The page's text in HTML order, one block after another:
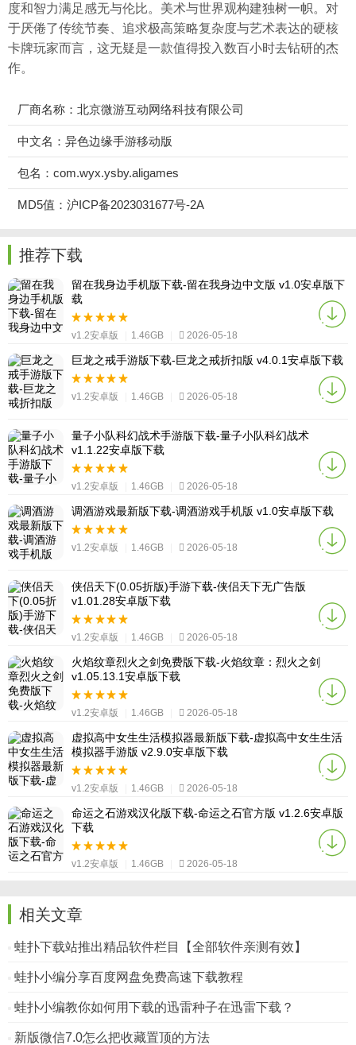
度和智力满足感无与伦比。美术与世界观构建独树一帜。对
于厌倦了传统节奏、追求极高策略复杂度与艺术表达的硬核
卡牌玩家而言，这无疑是一款值得投入数百小时去钻研的杰
作。
厂商名称：北京微游互动网络科技有限公司
中文名：异色边缘手游移动版
包名：com.wyx.ysby.aligames
MD5值：沪ICP备2023031677号-2A
推荐下载
留在我身边手机版下载-留在我身边中文版 v1.0安卓版下
载
v1.2安卓版 1.46GB 2026-05-18
巨龙之戒手游版下载-巨龙之戒折扣版 v4.0.1安卓版下载
v1.2安卓版 1.46GB 2026-05-18
量子小队科幻战术手游版下载-量子小队科幻战术
v1.1.22安卓版下载
v1.2安卓版 1.46GB 2026-05-18
调酒游戏最新版下载-调酒游戏手机版 v1.0安卓版下载
v1.2安卓版 1.46GB 2026-05-18
侠侣天下(0.05折版)手游下载-侠侣天下无广告版
v1.01.28安卓版下载
v1.2安卓版 1.46GB 2026-05-18
火焰纹章烈火之剑免费版下载-火焰纹章：烈火之剑
v1.05.13.1安卓版下载
v1.2安卓版 1.46GB 2026-05-18
虚拟高中女生生活模拟器最新版下载-虚拟高中女生生活
模拟器手游版 v2.9.0安卓版下载
v1.2安卓版 1.46GB 2026-05-18
命运之石游戏汉化版下载-命运之石官方版 v1.2.6安卓版
下载
v1.2安卓版 1.46GB 2026-05-18
相关文章
蛙扑下载站推出精品软件栏目【全部软件亲测有效】
蛙扑小编分享百度网盘免费高速下载教程
蛙扑小编教你如何用下载的迅雷种子在迅雷下载？
新版微信7.0怎么把收藏置顶的方法